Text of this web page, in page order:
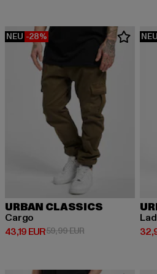
NEU -28%
URBAN CLASSICS
Cargo
43,19 EUR
Derzeitiger Preis: 43,19 EUR
59,99 EURAktionspreis: 59,99
NEU